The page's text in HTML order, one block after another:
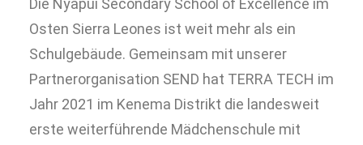
Die Nyapui Secondary School of Excellence im
Osten Sierra Leones ist weit mehr als ein
Schulgebäude. Gemeinsam mit unserer
Partnerorganisation SEND hat TERRA TECH im
Jahr 2021 im Kenema Distrikt die landesweit
erste weiterführende Mädchenschule mit